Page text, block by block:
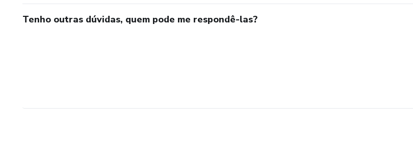
Tenho outras dúvidas, quem pode me respondê-las?